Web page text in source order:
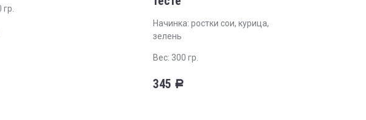
Начинка: ростки сои, курица,
зелень
Вес: 300 гр.
345 Р